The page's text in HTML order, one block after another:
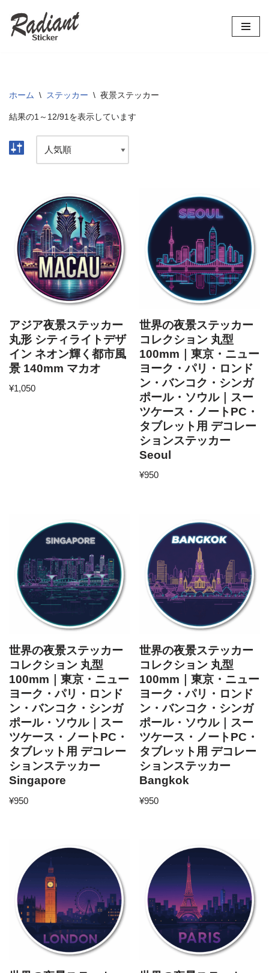
コ
ツ
ス
ッ
ホーム \ ステッカー \ 夜景ステッカー
結果の1～12/91を表示しています
アジア夜景ステッカー
丸形 シティライトデザ
イン ネオン輝く都市風
景 140mm マカオ
¥1,050
世界の夜景ステッカー
コレクション 丸型
100mm｜東京・ニュー
ヨーク・パリ・ロンド
ン・バンコク・シンガ
ポール・ソウル｜スー
ツケース・ノートPC・
タブレット用 デコレー
ションステッカー
Seoul
¥950
世界の夜景ステッカー
コレクション 丸型
100mm｜東京・ニュー
ヨーク・パリ・ロンド
ン・バンコク・シンガ
ポール・ソウル｜スー
ツケース・ノートPC・
タブレット用 デコレー
ションステッカー
Singapore
¥950
世界の夜景ステッカー
コレクション 丸型
100mm｜東京・ニュー
ヨーク・パリ・ロンド
ン・バンコク・シンガ
ポール・ソウル｜スー
ツケース・ノートPC・
タブレット用 デコレー
ションステッカー
Bangkok
¥950